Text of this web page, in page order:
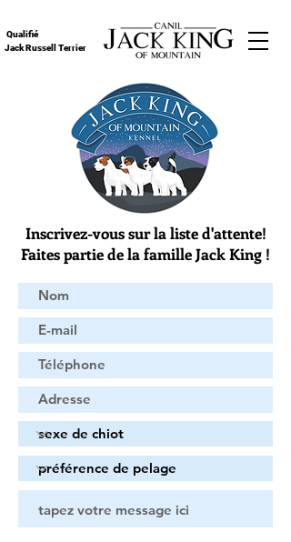
Qualifié
Jack Russell Terrier
Inscrivez-vous sur la liste d'attente!
Faites partie de la famille Jack King !